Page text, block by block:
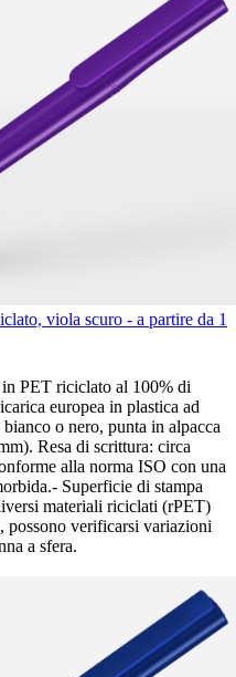
viola scuro - a partire da 1
in PET riciclato al 100% di
europea in plastica ad
o nero, punta in alpacca
Resa di scrittura: circa
alla norma ISO con una
Superficie di stampa
materiali riciclati (rPET)
possono verificarsi variazioni
a sfera.